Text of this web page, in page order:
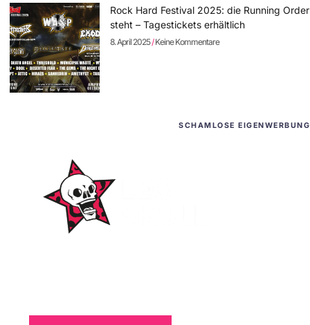
Rock Hard Festival 2025: die Running Order
steht – Tagestickets erhältlich
8. April 2025 Keine Kommentare
SCHAMLOSE EIGENWERBUNG